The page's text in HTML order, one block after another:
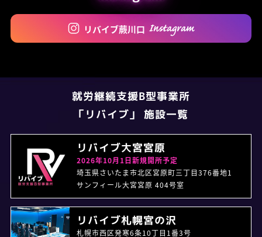
リバイブ蕨川口
就労継続支援B型事業所
「リバイブ」 施設一覧
リバイブ大宮宮原
2026年10月1日新規開所予定
埼玉県さいたま市北区宮原町三丁目376番地1
サンフィール大宮宮原 404号室
リバイブ札幌宮の沢
札幌市西区発寒6条10丁目1番3号